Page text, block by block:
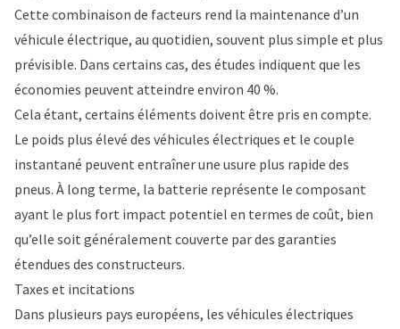
Cette combinaison de facteurs rend la maintenance d’un
véhicule électrique, au quotidien, souvent plus simple et plus
prévisible. Dans certains cas, des études indiquent que les
économies peuvent atteindre environ 40 %.
Cela étant, certains éléments doivent être pris en compte.
Le poids plus élevé des véhicules électriques et le couple
instantané peuvent entraîner une usure plus rapide des
pneus. À long terme, la batterie représente le composant
ayant le plus fort impact potentiel en termes de coût, bien
qu’elle soit généralement couverte par des garanties
étendues des constructeurs.
Taxes et incitations
Dans plusieurs pays européens, les véhicules électriques